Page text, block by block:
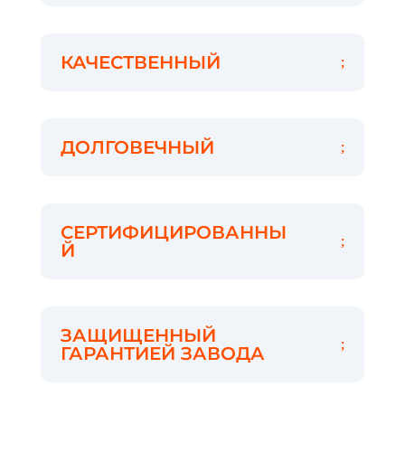
КАЧЕСТВЕННЫЙ
ДОЛГОВЕЧНЫЙ
СЕРТИФИЦИРОВАННЫ
Й
ЗАЩИЩЕННЫЙ
ГАРАНТИЕЙ ЗАВОДА